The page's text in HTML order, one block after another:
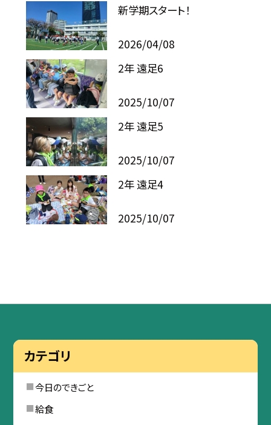
新学期スタート！
2026/04/08
2年 遠足6
2025/10/07
2年 遠足5
2025/10/07
2年 遠足4
2025/10/07
カテゴリ
今日のできごと
給食